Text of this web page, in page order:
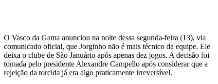
O Vasco da Gama anunciou na noite dessa segunda-feira (13), via
comunicado oficial, que Jorginho não é mais técnico da equipe. Ele
deixa o clube de São Januário após apenas dez jogos. A decisão foi
tomada pelo presidente Alexandre Campello após considerar que a
rejeição da torcida já era algo praticamente irreversível.